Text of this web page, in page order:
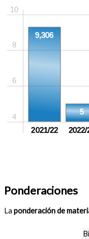
10
4
6
8
9,306
5
2021/22 2022/
Ponderaciones
La ponderación de